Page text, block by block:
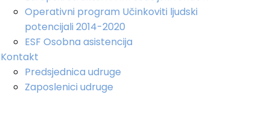
Operativni program Učinkoviti ljudski
potencijali 2014-2020
ESF Osobna asistencija
Kontakt
Predsjednica udruge
Zaposlenici udruge